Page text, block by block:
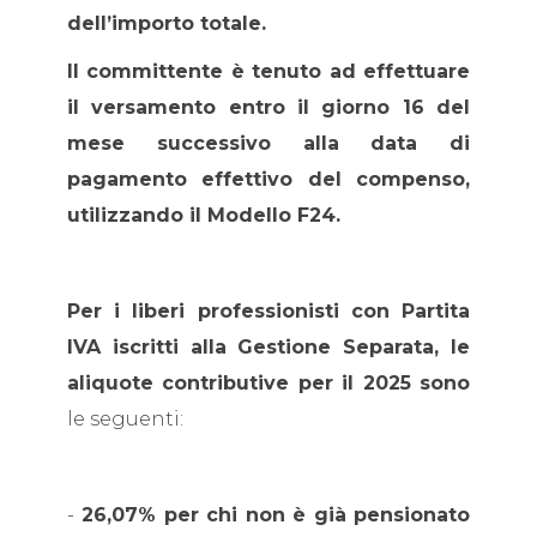
dell’importo totale.
Il committente è tenuto ad effettuare
il versamento entro il giorno 16 del
mese successivo alla data di
pagamento effettivo del compenso,
utilizzando il Modello F24.
Per i liberi professionisti con Partita
IVA iscritti alla Gestione Separata, le
aliquote contributive per il 2025 sono
le seguenti:
- 26,07% per chi non è già pensionato